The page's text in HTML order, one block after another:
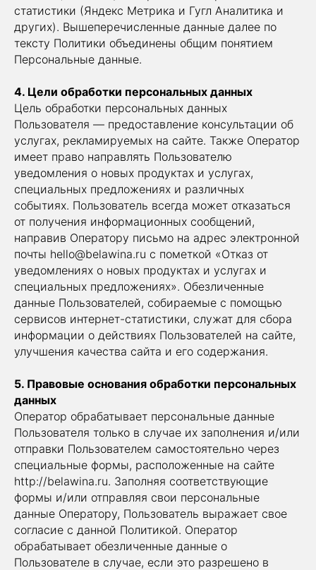
статистики (Яндекс Метрика и Гугл Аналитика и
других). Вышеперечисленные данные далее по
тексту Политики объединены общим понятием
Персональные данные.
4. Цели обработки персональных данных
Цель обработки персональных данных
Пользователя — предоставление консультации об
услугах, рекламируемых на сайте. Также Оператор
имеет право направлять Пользователю
уведомления о новых продуктах и услугах,
специальных предложениях и различных
событиях. Пользователь всегда может отказаться
от получения информационных сообщений,
направив Оператору письмо на адрес электронной
почты hello@belawina.ru с пометкой «Отказ от
уведомлениях о новых продуктах и услугах и
специальных предложениях». Обезличенные
данные Пользователей, собираемые с помощью
сервисов интернет-статистики, служат для сбора
информации о действиях Пользователей на сайте,
улучшения качества сайта и его содержания.
5. Правовые основания обработки персональных
данных
Оператор обрабатывает персональные данные
Пользователя только в случае их заполнения и/или
отправки Пользователем самостоятельно через
специальные формы, расположенные на сайте
http://belawina.ru. Заполняя соответствующие
формы и/или отправляя свои персональные
данные Оператору, Пользователь выражает свое
согласие с данной Политикой. Оператор
обрабатывает обезличенные данные о
Пользователе в случае, если это разрешено в